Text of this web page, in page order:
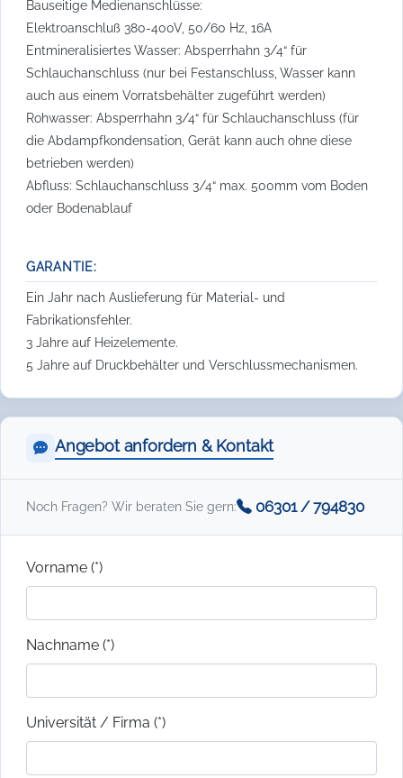
Bauseitige Medienanschlüsse:
Elektroanschluß 380-400V, 50/60 Hz, 16A
Entmineralisiertes Wasser: Absperrhahn 3/4“ für
Schlauchanschluss (nur bei Festanschluss, Wasser kann
auch aus einem Vorratsbehälter zugeführt werden)
Rohwasser: Absperrhahn 3/4“ für Schlauchanschluss (für
die Abdampfkondensation, Gerät kann auch ohne diese
betrieben werden)
Abfluss: Schlauchanschluss 3/4“ max. 500mm vom Boden
oder Bodenablauf
GARANTIE:
Ein Jahr nach Auslieferung für Material- und
Fabrikationsfehler.
3 Jahre auf Heizelemente.
5 Jahre auf Druckbehälter und Verschlussmechanismen.
Angebot anfordern & Kontakt
Noch Fragen? Wir beraten Sie gern: 06301 / 794830
Vorname (*)
Nachname (*)
Universität / Firma (*)